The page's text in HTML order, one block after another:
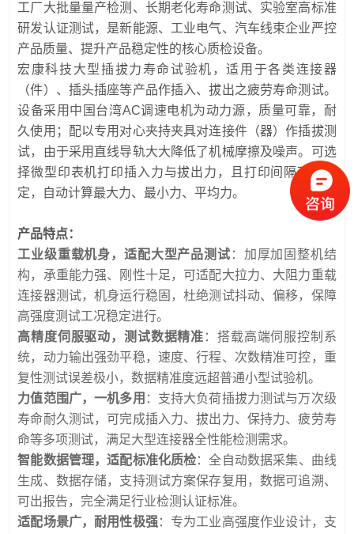
工厂大批量量产检测、长期老化寿命测试、实验室高标准
研发认证测试，是新能源、工业电气、汽车线束企业严控
产品质量、提升产品稳定性的核心质检设备。
宏康科技大型插拔力寿命试验机，适用于各类连接器
（件）、插头插座等产品作插入、拔出之疲劳寿命测试。
设备采用中国台湾AC调速电机为动力源，质量可靠，耐
久使用；配以专用对心夹持夹具对连接件（器）作插拔测
试，由于采用直线导轨大大降低了机械摩擦及噪声。可选
择微型印表机打印插入力与拔出力，且打印间隔可以设
定，自动计算最大力、最小力、平均力。
产品特点：
工业级重载机身，适配大型产品测试 ：加厚加固整机结
构，承重能力强、刚性十足，可适配大拉力、大阻力重载
连接器测试，机身运行稳固，杜绝测试抖动、偏移，保障
高强度测试工况稳定进行。
高精度伺服驱动，测试数据精准 ：搭载高端伺服控制系
统，动力输出强劲平稳，速度、行程、次数精准可控，重
复性测试误差极小，数据精准度远超普通小型试验机。
力值范围广，一机多用 ：支持大负荷插拔力测试与万次级
寿命耐久测试，可完成插入力、拔出力、保持力、疲劳寿
命等多项测试，满足大型连接器全性能检测需求。
智能数据管理，适配标准化质检：全自动数据采集、曲线
生成、数据存储，支持测试方案保存复用，数据可追溯、
可出报告，完全满足行业检测认证标准。
适配场景广，耐用性极强：专为工业高强度作业设计，支